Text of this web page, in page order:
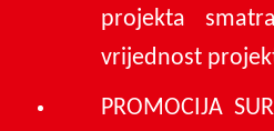
projekta
vrijednost
PROMOCIJA